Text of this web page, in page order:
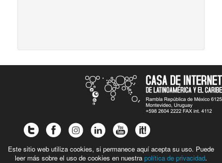
Este sitio web utiliza cookies, si permanece aquí acepta su uso. Puede
leer más sobre el uso de cookies en nuestra política de privacidad.